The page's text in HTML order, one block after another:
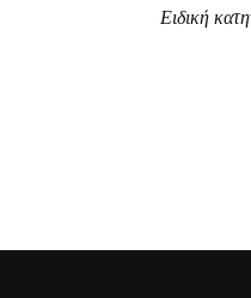
Ειδική